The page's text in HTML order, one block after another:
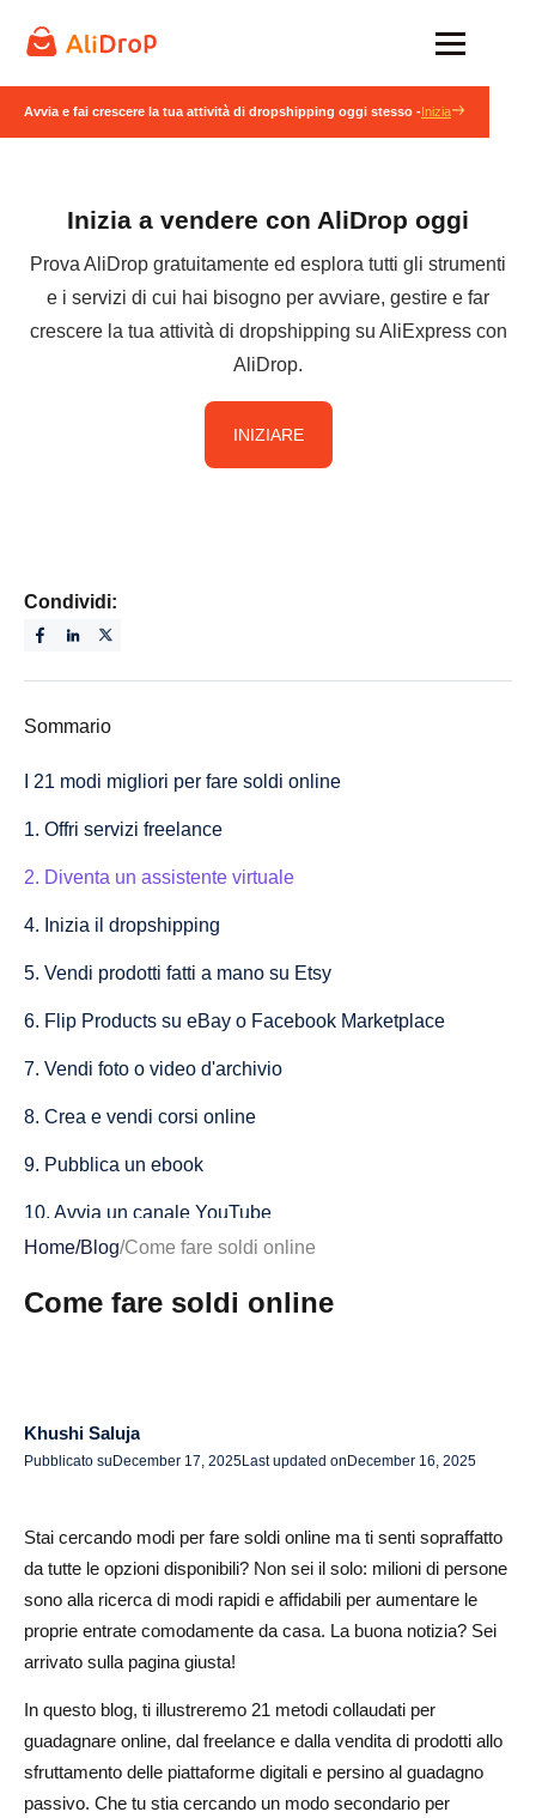
Avvia e fai crescere la tua attività di dropshipping oggi stesso -Inizia
Inizia a vendere con AliDrop oggi
Prova AliDrop gratuitamente ed esplora tutti gli strumenti
e i servizi di cui hai bisogno per avviare, gestire e far
crescere la tua attività di dropshipping su AliExpress con
AliDrop.
INIZIARE
Condividi:
Sommario
I 21 modi migliori per fare soldi online
1. Offri servizi freelance
2. Diventa un assistente virtuale
4. Inizia il dropshipping
5. Vendi prodotti fatti a mano su Etsy
6. Flip Products su eBay o Facebook Marketplace
7. Vendi foto o video d'archivio
8. Crea e vendi corsi online
9. Pubblica un ebook
10. Avvia un canale YouTube
11. Blogging per le entrate pubblicitarie e il marketing di
affiliazione
14. Partecipa a focus group a pagamento
16. Inizia a fare trading di criptovalute
17. Investi in prestiti peer-to-peer
18. Capovolgi i nomi di dominio a scopo di lucro
19. Crea e vendi NFT
21. Prova siti Web e app per soldi
Home/Blog/Come fare soldi online
Come fare soldi online
Khushi Saluja
Pubblicato su December 17, 2025Last updated on December 16, 2025
Stai cercando modi per fare soldi online ma ti senti sopraffatto
da tutte le opzioni disponibili? Non sei il solo: milioni di persone
sono alla ricerca di modi rapidi e affidabili per aumentare le
proprie entrate comodamente da casa. La buona notizia? Sei
arrivato sulla pagina giusta!
In questo blog, ti illustreremo 21 metodi collaudati per
guadagnare online, dal freelance e dalla vendita di prodotti allo
sfruttamento delle piattaforme digitali e persino al guadagno
passivo. Che tu stia cercando un modo secondario per